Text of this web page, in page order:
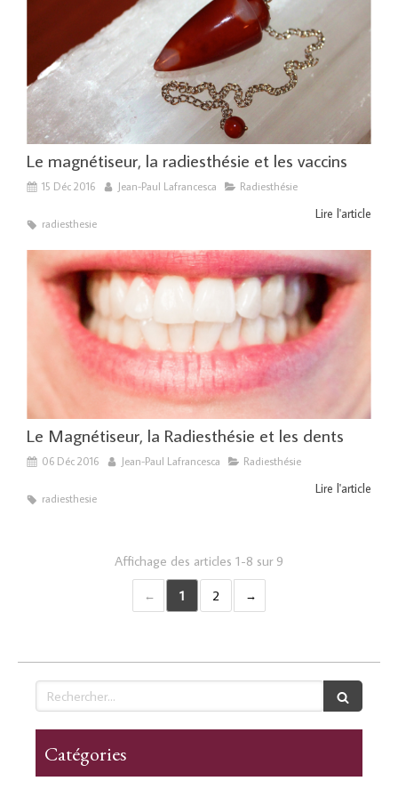
Le magnétiseur, la radiesthésie et les vaccins
15 Déc 2016 Jean-Paul Lafrancesca Radiesthésie
Lire l'article
radiesthesie
Le Magnétiseur, la Radiesthésie et les dents
06 Déc 2016 Jean-Paul Lafrancesca Radiesthésie
Lire l'article
radiesthesie
Affichage des articles 1-8 sur 9
1 2
Rechercher
Catégories